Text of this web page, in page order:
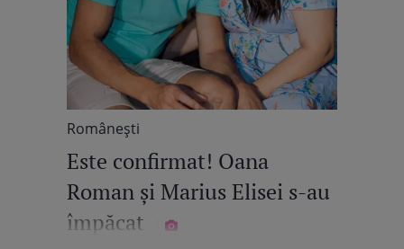
Româneşti
Este confirmat! Oana
Roman și Marius Elisei s-au
împăcat